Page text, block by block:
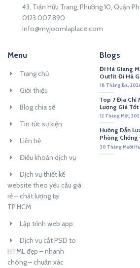
43, Trần Hữu Trang, Phường 10, Quận
0123 007 890
info@myjoomlaplace.com
Menu
Trang chủ
Giới thiệu
Blog chia sẽ
Tin tức sự kiện
Liên hệ
Điều khoản dịch vụ
Dịch vụ thiết kế
website theo yêu cầu giá
rẻ – chất lượng tại
TP.HCM
Lập trình web app
Dịch vụ cắt PSD to
HTML đẹp – nhanh
chóng – chuẩn xác
Blogs
Đi Hà Giang
Outfit Đi Hà
18 Tháng Ba,
Top 7 Địa Chỉ
Lượng Giá Tốt
12 Tháng Một,
Hướng Dẫn
Phòng Chống
30 Tháng Mười